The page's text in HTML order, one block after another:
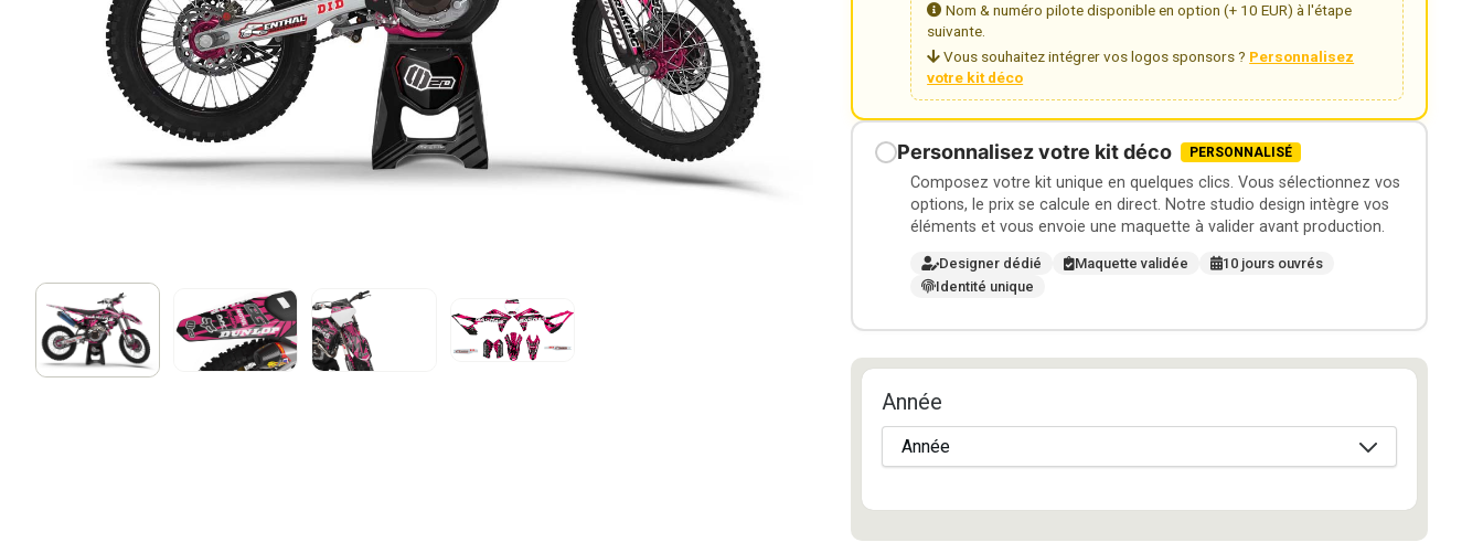
Nom & numéro pilote disponible en option (+ 10 EUR) à l'étape
suivante.
Vous souhaitez intégrer vos logos sponsors ? Personnalisez
votre kit déco
Personnalisez votre kit déco PERSONNALISÉ
Composez votre kit unique en quelques clics. Vous sélectionnez vos
options, le prix se calcule en direct. Notre studio design intègre vos
éléments et vous envoie une maquette à valider avant production.
Designer dédié Maquette validée
10 jours ouvrés
Identité unique
Année